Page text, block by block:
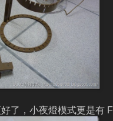
了，小夜燈模式更是有